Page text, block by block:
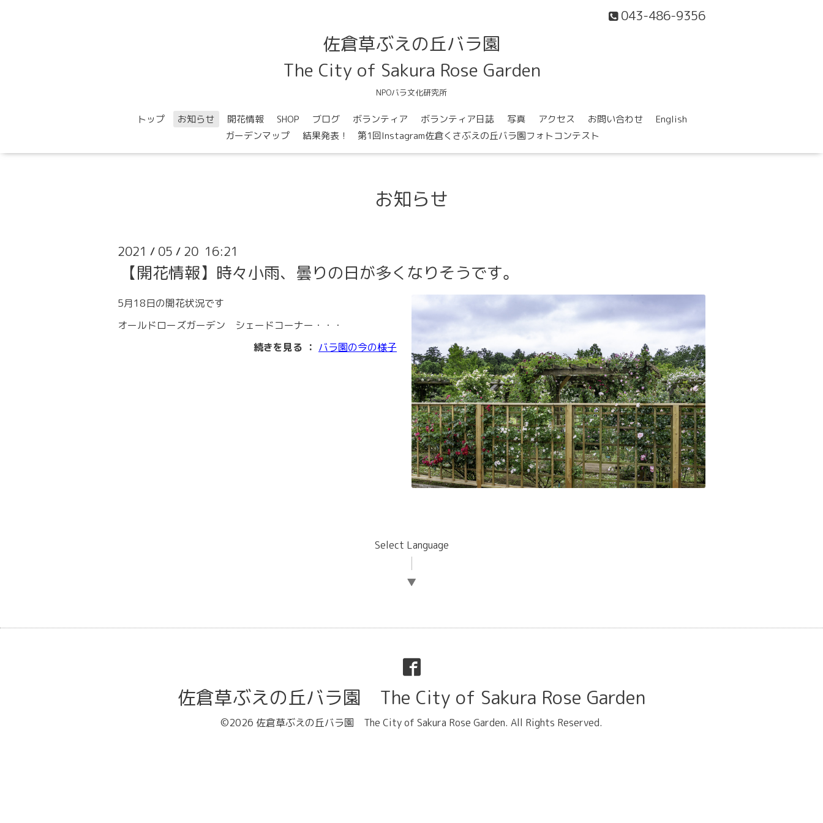
043-486-9356
佐倉草ぶえの丘バラ園
The City of Sakura Rose Garden
NPOバラ文化研究所
トップ お知らせ 開花情報 SHOP ブログ ボランティア ボランティア日誌 写真 アクセス お問い合わせ
English
ガーデンマップ
結果発表！ 第1回Instagram佐倉くさぶえの丘バラ園フォトコンテスト
お知らせ
2021 / 05 / 20 16:21
【開花情報】時々小雨、曇りの日が多くなりそうです。
5月18日の開花状況です
オールドローズガーデン シェードコーナー・・・
続きを見る ： バラ園の今の様子
Select Language
▼
佐倉草ぶえの丘バラ園 The City of Sakura Rose Garden
©2026 佐倉草ぶえの丘バラ園 The City of Sakura Rose Garden. All Rights Reserved.